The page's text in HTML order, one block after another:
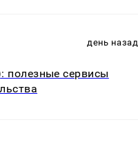
день назад
полезные сервисы